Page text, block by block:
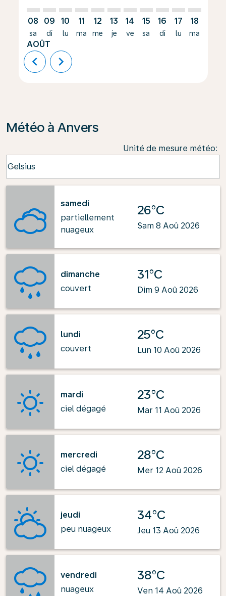
08
sa
AOÛT
09
di
10
lu
11
ma
12
me
13
je
14
ve
15
sa
16
di
17
lu
18
ma
chevron_left chevron_right
Météo à Anvers
Unité de mesure météo:
Celsius
keyboard_arrow_down
samedi
partiellement
nuageux
26°C
Sam 8 Aoû 2026
dimanche
couvert
31°C
Dim 9 Aoû 2026
lundi
couvert
25°C
Lun 10 Aoû 2026
mardi
ciel dégagé
23°C
Mar 11 Aoû 2026
mercredi
ciel dégagé
28°C
Mer 12 Aoû 2026
jeudi
peu nuageux
34°C
Jeu 13 Aoû 2026
vendredi
nuageux
38°C
Ven 14 Aoû 2026